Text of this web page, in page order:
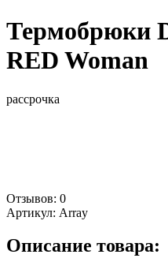
Термобрюки
RED Woman
рассрочка
Отзывов: 0
Артикул: Array
Описание товара: